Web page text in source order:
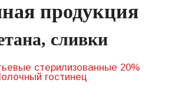
продукция
сливки